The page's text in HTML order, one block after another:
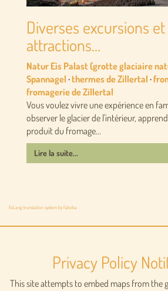
Diverses excursions et
attractions…
Natur Eis Palast (grotte glaciaire
Spannagel ·thermes de Zillertal ·
fromagerie de Zillertal
Vous voulez vivre une expérience en
observer le glacier de l'intérieur,
produit du fromage...
Lire la suite...
FaLang translation system by Faboba
Privacy Policy
This site attempts to embed maps from the